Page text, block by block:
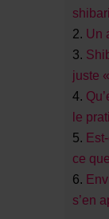
Un
juste
le
ce
s’en